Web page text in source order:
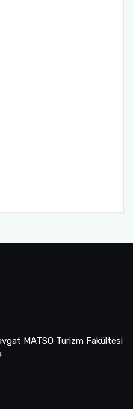
MATSO Turizm Fakültesi